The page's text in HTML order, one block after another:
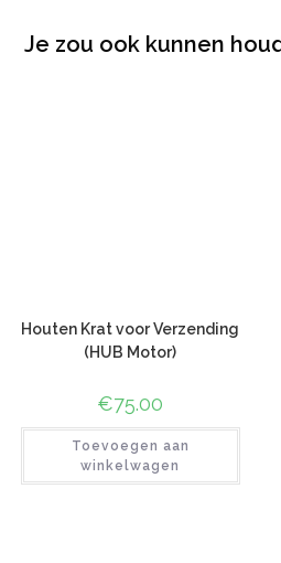
Je zou ook kunnen
Houten Krat voor Verzending
(HUB Motor)
€75.00
Toevoegen aan
winkelwagen